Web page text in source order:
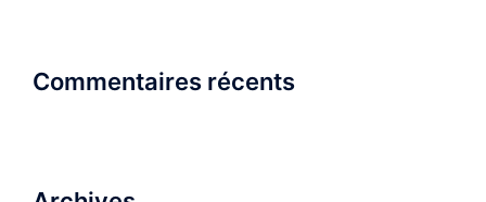
Commentaires récents